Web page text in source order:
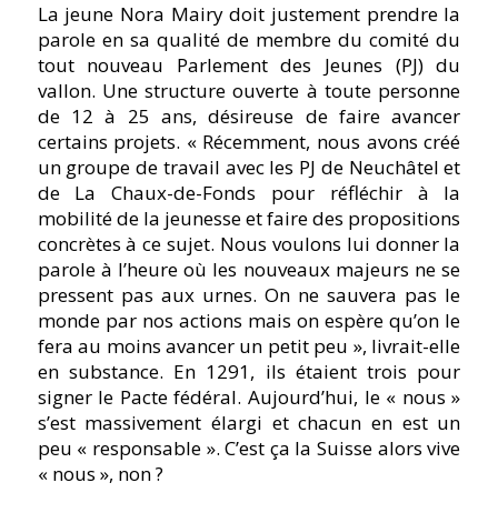
La jeune Nora Mairy doit justement prendre la
parole en sa qualité de membre du comité du
tout nouveau Parlement des Jeunes (PJ) du
vallon. Une structure ouverte à toute personne
de 12 à 25 ans, désireuse de faire avancer
certains projets. « Récemment, nous avons créé
un groupe de travail avec les PJ de Neuchâtel et
de La Chaux-de-Fonds pour réfléchir à la
mobilité de la jeunesse et faire des propositions
concrètes à ce sujet. Nous voulons lui donner la
parole à l’heure où les nouveaux majeurs ne se
pressent pas aux urnes. On ne sauvera pas le
monde par nos actions mais on espère qu’on le
fera au moins avancer un petit peu », livrait-elle
en substance. En 1291, ils étaient trois pour
signer le Pacte fédéral. Aujourd’hui, le « nous »
s’est massivement élargi et chacun en est un
peu « responsable ». C’est ça la Suisse alors vive
« nous », non ?